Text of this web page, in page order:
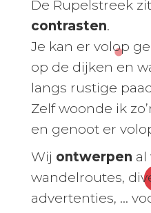
De Rupelstreek
contrasten.
Je kan er volop
op de dijken en
langs rustige
Zelf woonde ik
en genoot er
Wij ontwerpen al
wandelroutes,
advertenties, …